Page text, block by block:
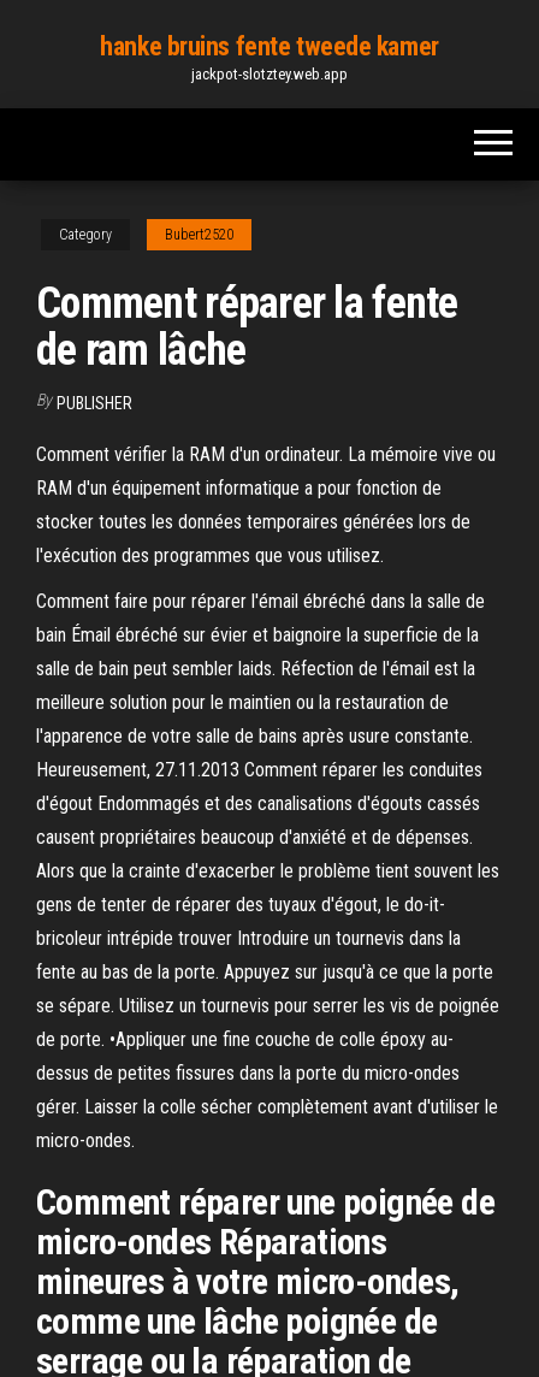
content
hanke bruins fente tweede kamer
jackpot-slotztey.web.app
Category Bubert2520
Comment réparer la fente
de ram lâche
By PUBLISHER
Comment vérifier la RAM d'un ordinateur. La mémoire vive ou
RAM d'un équipement informatique a pour fonction de
stocker toutes les données temporaires générées lors de
l'exécution des programmes que vous utilisez.
Comment faire pour réparer l'émail ébréché dans la salle de
bain Émail ébréché sur évier et baignoire la superficie de la
salle de bain peut sembler laids. Réfection de l'émail est la
meilleure solution pour le maintien ou la restauration de
l'apparence de votre salle de bains après usure constante.
Heureusement, 27.11.2013 Comment réparer les conduites
d'égout Endommagés et des canalisations d'égouts cassés
causent propriétaires beaucoup d'anxiété et de dépenses.
Alors que la crainte d'exacerber le problème tient souvent les
gens de tenter de réparer des tuyaux d'égout, le do-it-
bricoleur intrépide trouver Introduire un tournevis dans la
fente au bas de la porte. Appuyez sur jusqu'à ce que la porte
se sépare. Utilisez un tournevis pour serrer les vis de poignée
de porte. •Appliquer une fine couche de colle époxy au-
dessus de petites fissures dans la porte du micro-ondes
gérer. Laisser la colle sécher complètement avant d'utiliser le
micro-ondes.
Comment réparer une poignée de
micro-ondes Réparations
mineures à votre micro-ondes,
comme une lâche poignée de
serrage ou la réparation de